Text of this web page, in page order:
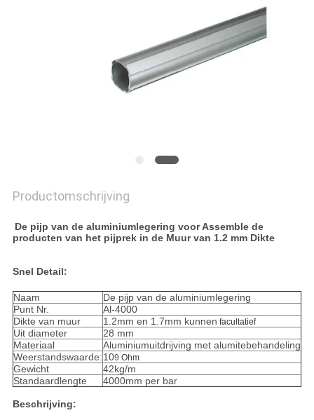
Productomschrijving
De pijp van de aluminiumlegering voor Assemble de
producten van het pijprek in de Muur van 1.2 mm Dikte
Snel Detail:
Naam
De pijp van de aluminiumlegering
Punt Nr.
Al-4000
Dikte van muur
1.2mm en 1.7mm kunnen facultatief
Uit diameter
28 mm
Materiaal
Aluminiumuitdrijving met alumitebehandeling
Weerstandswaarde:109 Ohm
Gewicht
42kg/m
Standaardlengte
4000mm per bar
Beschrijving: